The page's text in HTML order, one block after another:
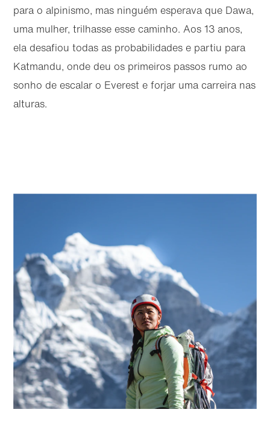
para o alpinismo, mas ninguém esperava que Dawa,
uma mulher, trilhasse esse caminho. Aos 13 anos,
ela desafiou todas as probabilidades e partiu para
Katmandu, onde deu os primeiros passos rumo ao
sonho de escalar o Everest e forjar uma carreira nas
alturas.